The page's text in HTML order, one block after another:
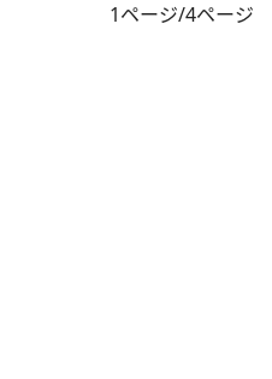
1ページ/4ページ